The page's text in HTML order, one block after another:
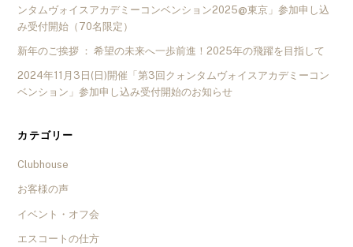
ンタムヴォイスアカデミーコンベンション2025@東京」参加申し込
み受付開始（70名限定）
新年のご挨拶 ： 希望の未来へ一歩前進！2025年の飛躍を目指して
2024年11月3日(日)開催「第3回クォンタムヴォイスアカデミーコン
ベンション」参加申し込み受付開始のお知らせ
カテゴリー
Clubhouse
お客様の声
イベント・オフ会
エスコートの仕方